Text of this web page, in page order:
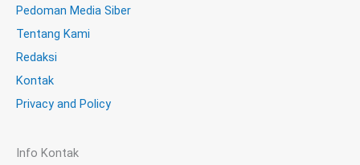
Pedoman Media Siber
Tentang Kami
Redaksi
Kontak
Privacy and Policy
Info Kontak